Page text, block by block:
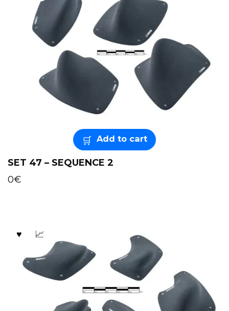
Add to cart
SET 47 – SEQUENCE 2
0€